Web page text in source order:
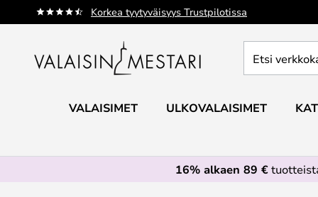
Korkea tyytyväisyys Trustpilotissa
Skip
to
verkkokaupan
VALAISIMET ULKOVALAISIMET
16% alkaen 89 €